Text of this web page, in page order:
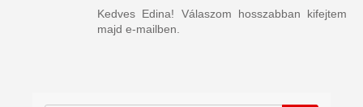
Kedves Edina! Válaszom hosszabban kifejtem
majd e-mailben.